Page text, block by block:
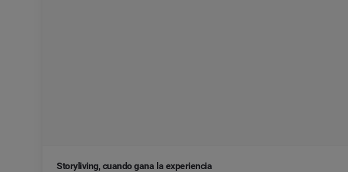
Storyliving, cuando gana la experiencia